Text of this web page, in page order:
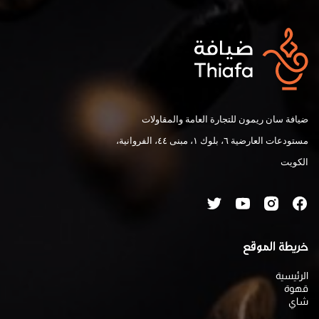
ضيافة سان ريمون للتجارة العامة والمقاولات
مستودعات العارضية ٦، بلوك ١، مبنى ٤٤، الفروانية،
الكويت
خريطة الموقع
الرئيسية
قهوة
شاي